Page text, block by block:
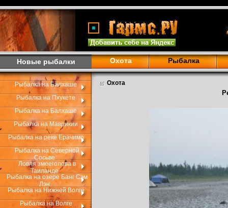
Новые рыбалки Охота Рыбалка
Рыбалка на Балхаше
Рыбалка на Пхукете
Рыбалка на Балхаше
Рыбалка на Маврикии
Рыбалка на реке Ерачимо
Рыбалка на Северной
Сосьве
Ловля змееголова в
Таиланде
Рыбалка на озере Банг Сэм
Лэн
Рыбалка на Нижней Волге
Рыбалка на Волге
Охота